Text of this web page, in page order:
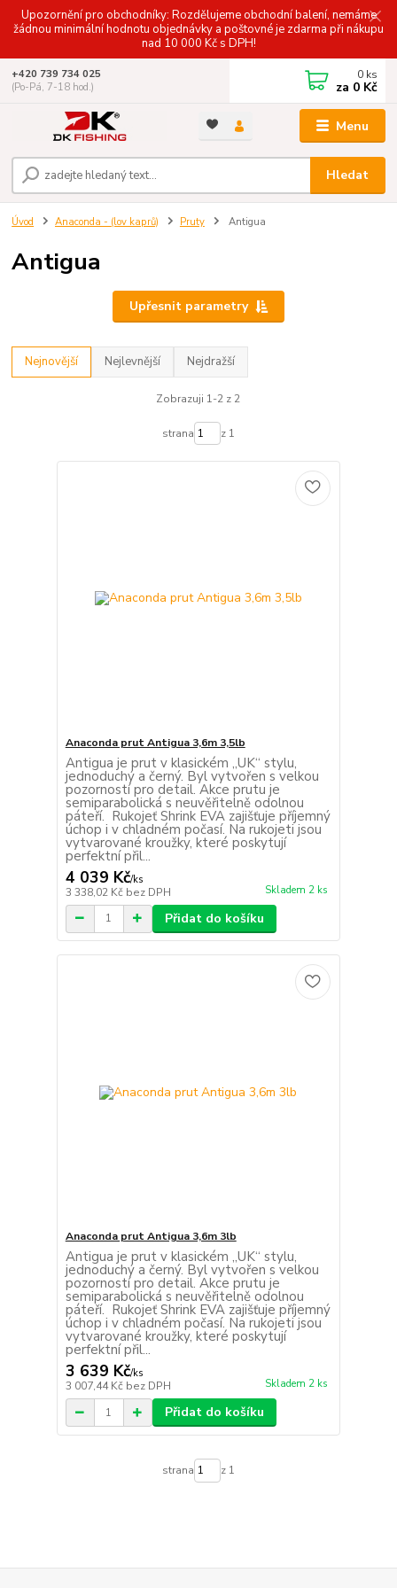
Upozornění pro obchodníky: Rozdělujeme obchodní balení, nemáme
žádnou minimální hodnotu objednávky a poštovné je zdarma při nákupu
nad 10 000 Kč s DPH!
Menu
Hledat
+420 739 734 025
(Po-Pá, 7-18 hod.)
0 ks
za 0 Kč
Úvod Anaconda - (lov kaprů) Pruty Antigua
Antigua
Upřesnit parametry
Nejnovější Nejlevnější Nejdražší
Zobrazuji 1-2 z 2
strana z 1
Anaconda prut Antigua 3,6m 3,5lb
Antigua je prut v klasickém „UK“ stylu,
jednoduchý a černý. Byl vytvořen s velkou
pozorností pro detail. Akce prutu je
semiparabolická s neuvěřitelně odolnou
páteří. Rukojeť Shrink EVA zajišťuje příjemný
úchop i v chladném počasí. Na rukojeti jsou
vytvarované kroužky, které poskytují
perfektní přil...
4 039 Kč/ks
3 338,02 Kč bez DPH Skladem 2 ks
Přidat do košíku
Anaconda prut Antigua 3,6m 3lb
Antigua je prut v klasickém „UK“ stylu,
jednoduchý a černý. Byl vytvořen s velkou
pozorností pro detail. Akce prutu je
semiparabolická s neuvěřitelně odolnou
páteří. Rukojeť Shrink EVA zajišťuje příjemný
úchop i v chladném počasí. Na rukojeti jsou
vytvarované kroužky, které poskytují
perfektní přil...
3 639 Kč/ks
3 007,44 Kč bez DPH Skladem 2 ks
Přidat do košíku
strana z 1